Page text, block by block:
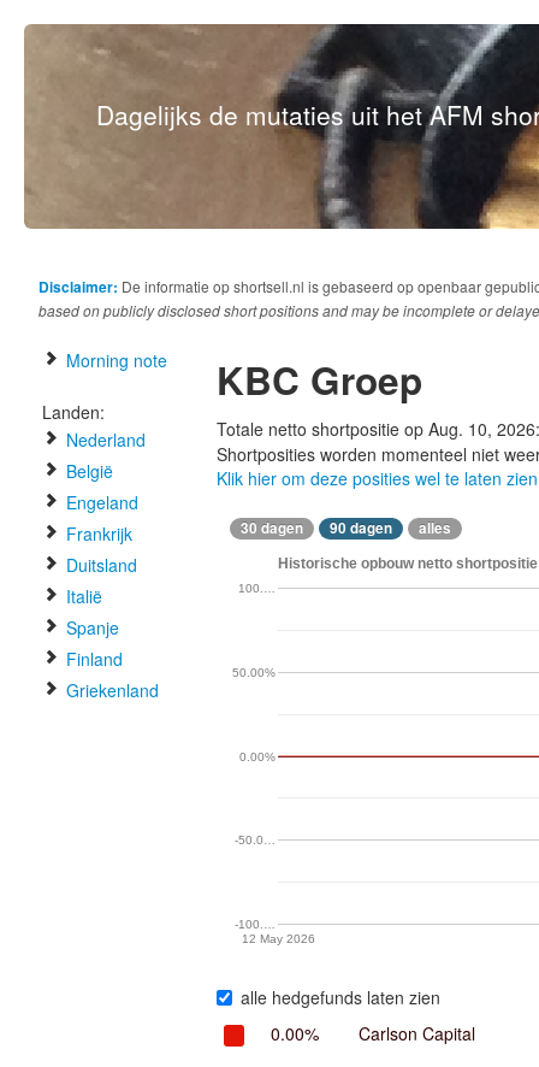
Dagelijks de mutaties uit het AFM
Disclaimer: De informatie op shortsell.nl is gebaseerd op openbaar
based on publicly disclosed short positions and may be incomplete or
Morning note
Landen:
Nederland
België
Engeland
Frankrijk
Duitsland
Italië
Spanje
Finland
Griekenland
KBC Groep
Totale netto shortpositie op Aug. 10,
Shortposities worden momenteel niet
Klik hier om deze posities wel te laten zien
30 dagen 90 dagen alles
Historische opbouw netto
12 May 2026
-100.…
-50.0…
0.00%
50.00%
100.…
alle hedgefunds laten zien
0.00%
Carlson Capital